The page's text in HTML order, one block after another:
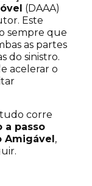
(DAAA)
Este
sempre que
as partes
do sinistro.
acelerar o
corre
a passo
Amigável ,